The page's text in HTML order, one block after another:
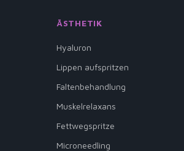
ÄSTHETIK
Hyaluron
Lippen aufspritzen
Faltenbehandlung
Muskelrelaxans
Fettwegspritze
Microneedling